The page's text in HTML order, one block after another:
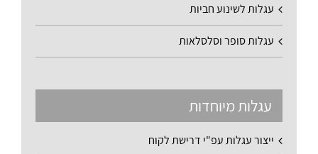
עגלות לשינוע חביות
עגלות סופר וסלסלאות
עגלות מיוחדות
ייצור עגלות עפ"י דרישת לקוח